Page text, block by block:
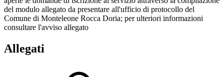
del modulo allegato da presentare all'ufficio di protocollo del
Comune di Monteleone Rocca Doria; per ulteriori informazioni
consultare l'avviso allegato
Allegati